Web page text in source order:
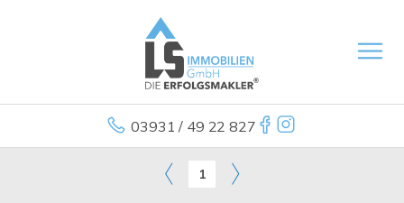
03931 / 49 22 827
1